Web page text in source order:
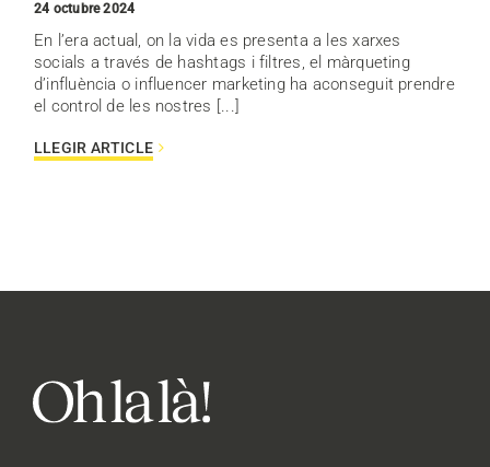
24 octubre 2024
En l’era actual, on la vida es presenta a les xarxes
socials a través de hashtags i filtres, el màrqueting
d’influència o influencer marketing ha aconseguit prendre
el control de les nostres [...]
LLEGIR ARTICLE